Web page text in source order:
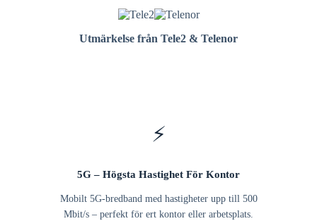
Utmärkelse från Tele2 & Telenor
⚡
5G – Högsta Hastighet För Kontor
Mobilt 5G-bredband med hastigheter upp till 500
Mbit/s – perfekt för ert kontor eller arbetsplats.